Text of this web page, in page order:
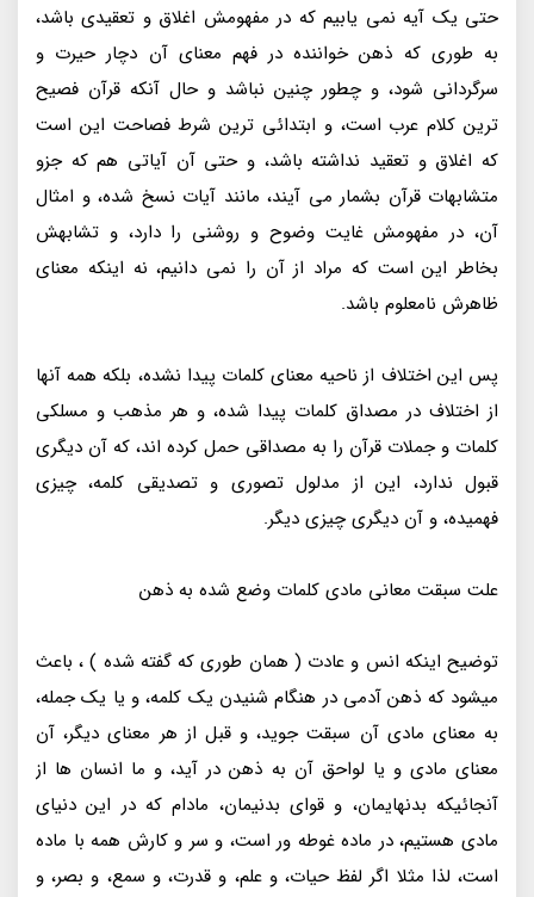
حتی یک آیه نمی یابیم که در مفهومش اغلاق و تعقیدی باشد،
به طوری که ذهن خواننده در فهم معنای آن دچار حیرت و
سرگردانی شود، و چطور چنین نباشد و حال آنکه قرآن فصیح
ترین کلام عرب است، و ابتدائی ترین شرط فصاحت این است
که اغلاق و تعقید نداشته باشد، و حتی آن آیاتی هم که جزو
متشابهات قرآن بشمار می آیند، مانند آیات نسخ شده، و امثال
آن، در مفهومش غایت وضوح و روشنی را دارد، و تشابهش
بخاطر این است که مراد از آن را نمی دانیم، نه اینکه معنای
ظاهرش نامعلوم باشد.
پس این اختلاف از ناحیه معنای کلمات پیدا نشده، بلکه همه آنها
از اختلاف در مصداق کلمات پیدا شده، و هر مذهب و مسلکی
کلمات و جملات قرآن را به مصداقی حمل کرده اند، که آن دیگری
قبول ندارد، این از مدلول تصوری و تصدیقی کلمه، چیزی
فهمیده، و آن دیگری چیزی دیگر.
علت سبقت معانی مادی کلمات وضع شده به ذهن
توضیح اینکه انس و عادت ( همان طوری که گفته شده ) ، باعث
میشود که ذهن آدمی در هنگام شنیدن یک کلمه، و یا یک جمله،
به معنای مادی آن سبقت جوید، و قبل از هر معنای دیگر، آن
معنای مادی و یا لواحق آن به ذهن در آید، و ما انسان ها از
آنجائیکه بدنهایمان، و قوای بدنیمان، مادام که در این دنیای
مادی هستیم، در ماده غوطه ور است، و سر و کارش همه با ماده
است، لذا مثلا اگر لفظ حیات، و علم، و قدرت، و سمع، و بصر، و